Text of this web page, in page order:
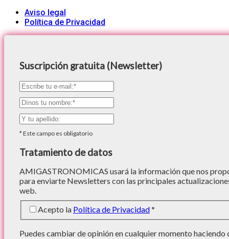
Aviso legal
Política de Privacidad
Suscripción gratuita (Newsletter)
*Este campo es obligatorio
Tratamiento de datos
AMIGASTRONOMICAS usará la información que nos
para enviarte Newsletters con las principales
web.
Acepto la Política de Privacidad*
Puedes cambiar de opinión en cualquier momento haciendo